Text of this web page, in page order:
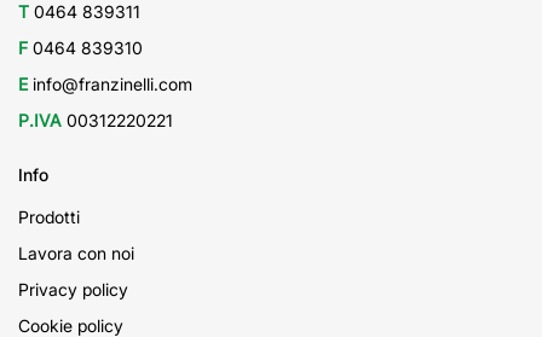
T 0464 839311
F 0464 839310
E info@franzinelli.com
P.IVA 00312220221
Info
Prodotti
Lavora con noi
Privacy policy
Cookie policy